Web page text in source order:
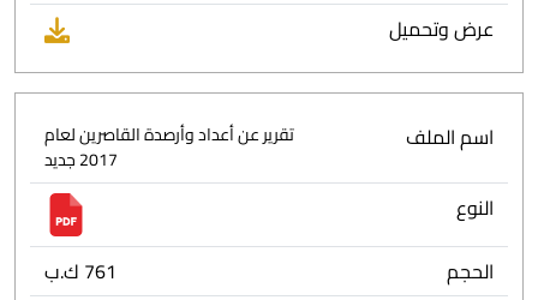
عرض وتحميل
اسم الملف
تقرير عن أعداد وأرصدة القاصرين لعام
2017 جديد
النوع
الحجم
761 ك.ب